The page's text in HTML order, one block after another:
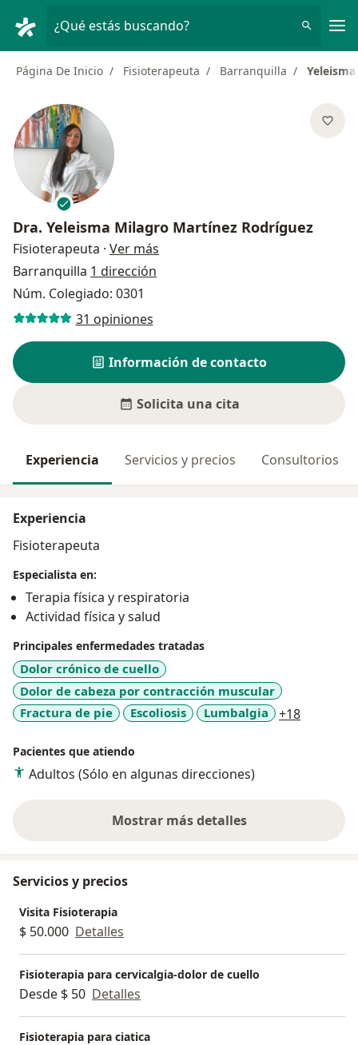
¿Qué estás buscando?
Página De Inicio Fisioterapeuta Barranquilla
Dra. Yeleisma Milagro Martínez Rodríguez
Fisioterapeuta · Ver más
Barranquilla 1 dirección
Núm. Colegiado: 0301
31 opiniones
Información de contacto
Solicita una cita
Experiencia Servicios y precios Consultorios
Experiencia
Fisioterapeuta
Especialista en:
Terapia física y respiratoria
Actividad física y salud
Principales enfermedades tratadas
Dolor crónico de cuello
Dolor de cabeza por contracción muscular
Fractura de pie
Escoliosis Lumbalgia +18
Pacientes que atiendo
Adultos (Sólo en algunas direcciones)
Mostrar más detalles
sobre la experiencia
Servicios y precios
Visita Fisioterapia
$ 50.000 Detalles
Fisioterapia para cervicalgia-dolor de cuello
Desde $ 50 Detalles
Fisioterapia para ciatica